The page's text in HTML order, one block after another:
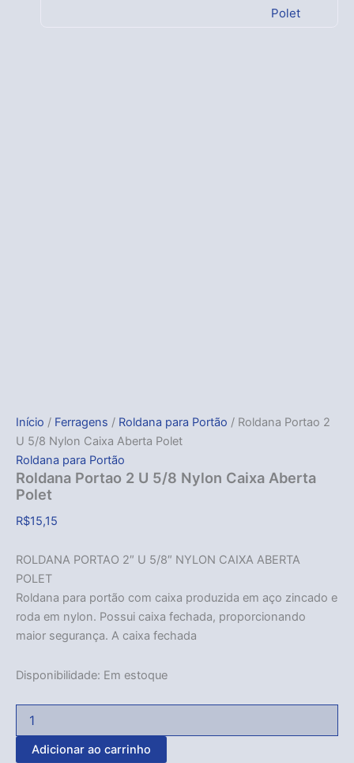
Polet
Início / Ferragens / Roldana para Portão / Roldana Portao 2
U 5/8 Nylon Caixa Aberta Polet
Roldana para Portão
Roldana Portao 2 U 5/8 Nylon Caixa Aberta
Polet
R$15,15
ROLDANA PORTAO 2″ U 5/8″ NYLON CAIXA ABERTA
POLET
Roldana para portão com caixa produzida em aço zincado e
roda em nylon. Possui caixa fechada, proporcionando
maior segurança. A caixa fechada
Disponibilidade: Em estoque
Adicionar ao carrinho